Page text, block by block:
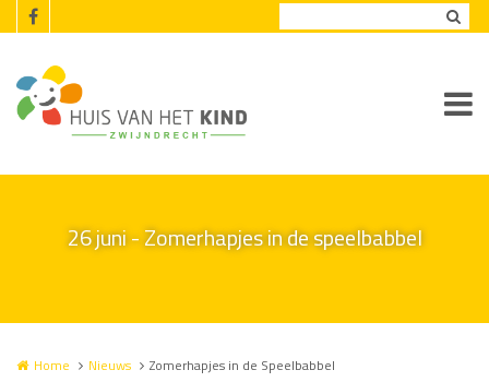
Overslaan en naar de inhoud gaan
26 juni - Zomerhapjes in de speelbabbel
Home Nieuws Zomerhapjes in de Speelbabbel